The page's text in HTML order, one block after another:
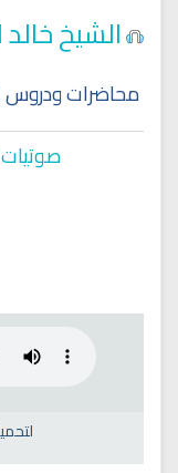
الشيخ خالد
محاضرات ودروس